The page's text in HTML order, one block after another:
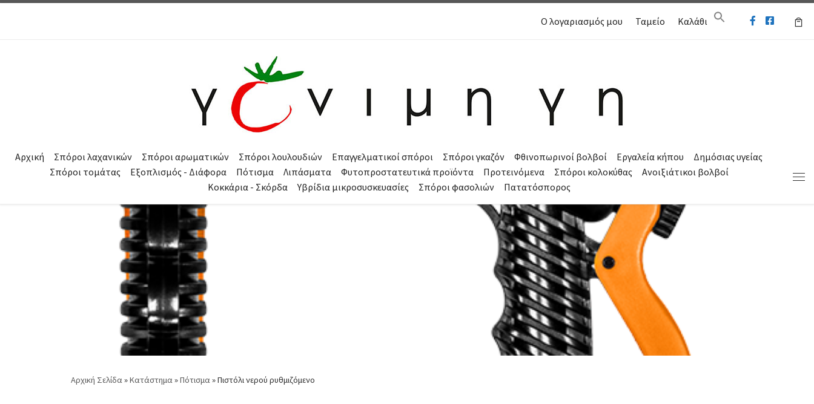
Ο λογαριασμός μου Ταμείο Καλάθι
Αρχική Σπόροι λαχανικών Σπόροι αρωματικών Σπόροι λουλουδιών Επαγγελματικοί σπόροι Σπόροι γκαζόν Φθινοπωρινοί βολβοί Εργαλεία κήπου
Δημόσιας υγείας
Σπόροι τομάτας
Εξοπλισμός - Διάφορα Πότισμα Λιπάσματα Φυτοπροστατευτικά προϊόντα Προτεινόμενα Σπόροι κολοκύθας
Ανοιξιάτικοι βολβοί
Κοκκάρια - Σκόρδα
Υβρίδια μικροσυσκευασίες Σπόροι φασολιών Πατατόσπορος
Αρχική Σελίδα »Κατάστημα »Πότισμα »Πιστόλι νερού ρυθμιζόμενο